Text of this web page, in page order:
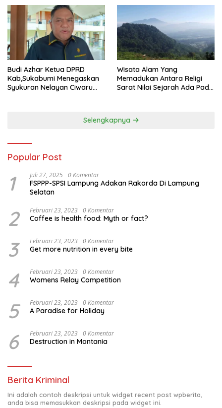
Budi Azhar Ketua DPRD
Kab,Sukabumi Menegaskan
Syukuran Nelayan Ciwaru
Wisata Alam Yang
Memadukan Antara Religi
Sarat Nilai Sejarah Ada Pada
Selengkapnya
Popular Post
1 Juli 27, 2025 0 Komentar
FSPPP-SPSI Lampung Adakan Rakorda Di Lampung
Selatan
2 Februari 23, 2023 0 Komentar
Coffee is health food: Myth or fact?
3 Februari 23, 2023 0 Komentar
Get more nutrition in every bite
4 Februari 23, 2023 0 Komentar
Womens Relay Competition
5 Februari 23, 2023 0 Komentar
A Paradise for Holiday
6 Februari 23, 2023 0 Komentar
Destruction in Montania
Berita Kriminal
Ini adalah contoh deskripsi untuk widget recent post wpberita,
anda bisa memasukkan deskripsi pada widget ini.